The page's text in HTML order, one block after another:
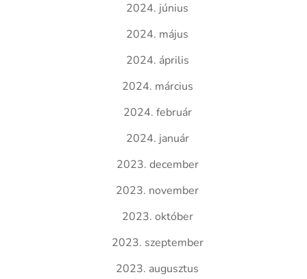
2024. június
2024. május
2024. április
2024. március
2024. február
2024. január
2023. december
2023. november
2023. október
2023. szeptember
2023. augusztus